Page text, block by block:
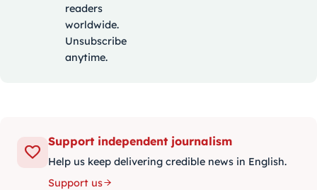
readers
worldwide.
Unsubscribe
anytime.
Support independent journalism
Help us keep delivering credible news in English.
Support us